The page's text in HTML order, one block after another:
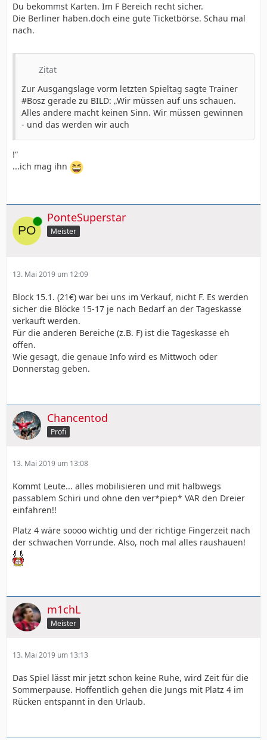
Du bekommst Karten. Im F Bereich recht sicher.
Die Berliner haben.doch eine gute Ticketbörse. Schau mal
nach.
Zitat
Zur Ausgangslage vorm letzten Spieltag sagte Trainer
#Bosz gerade zu BILD: „Wir müssen auf uns schauen.
Alles andere macht keinen Sinn. Wir müssen gewinnen
- und das werden wir auch
!“
...ich mag ihn
Online PonteSuperstar
Meister
13. Mai 2019 um 12:09
Block 15.1. (21€) war bei uns im Verkauf, nicht F. Es werden
sicher die Blöcke 15-17 je nach Bedarf an der Tageskasse
verkauft werden.
Für die anderen Bereiche (z.B. F) ist die Tageskasse eh
offen.
Wie gesagt, die genaue Info wird es Mittwoch oder
Donnerstag geben.
Chancentod
Profi
13. Mai 2019 um 13:08
Kommt Leute... alles mobilisieren und mit halbwegs
passablem Schiri und ohne den ver*piep* VAR den Dreier
einfahren!!
Platz 4 wäre soooo wichtig und der richtige Fingerzeit nach
der schwachen Vorrunde. Also, noch mal alles raushauen!
m1chL
Meister
13. Mai 2019 um 13:13
Das Spiel lässt mir jetzt schon keine Ruhe, wird Zeit für die
Sommerpause. Hoffentlich gehen die Jungs mit Platz 4 im
Rücken entspannt in den Urlaub.